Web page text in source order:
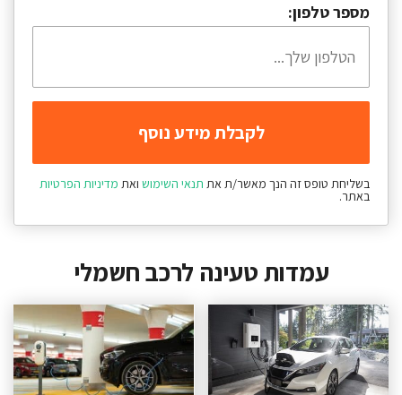
מספר טלפון:
בשליחת טופס זה הנך מאשר/ת את תנאי השימוש ואת מדיניות הפרטיות
באתר.
עמדות טעינה לרכב חשמלי